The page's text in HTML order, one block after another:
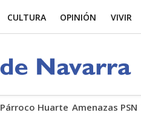
Párroco Huarte Amenazas PSN
CULTURA OPINIÓN VIVIR